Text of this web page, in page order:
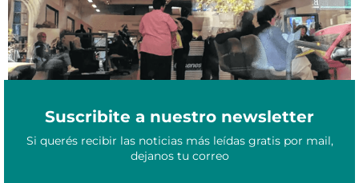
Suscribite a nuestro newsletter
Si querés recibir las noticias más leídas gratis por mail,
dejanos tu correo